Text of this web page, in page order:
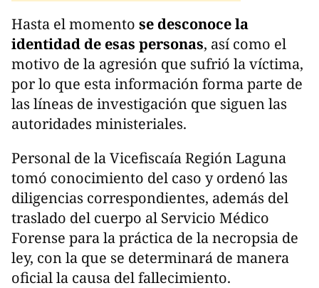
Hasta el momento se desconoce la
identidad de esas personas, así como el
motivo de la agresión que sufrió la víctima,
por lo que esta información forma parte de
las líneas de investigación que siguen las
autoridades ministeriales.
Personal de la Vicefiscaía Región Laguna
tomó conocimiento del caso y ordenó las
diligencias correspondientes, además del
traslado del cuerpo al Servicio Médico
Forense para la práctica de la necropsia de
ley, con la que se determinará de manera
oficial la causa del fallecimiento.